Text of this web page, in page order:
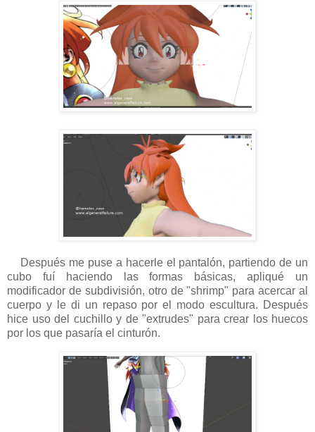
Después me puse a hacerle el pantalón, partiendo de un
cubo fuí haciendo las formas básicas, apliqué un
modificador de subdivisión, otro de "shrimp" para acercar al
cuerpo y le di un repaso por el modo escultura. Después
hice uso del cuchillo y de "extrudes" para crear los huecos
por los que pasaría el cinturón.